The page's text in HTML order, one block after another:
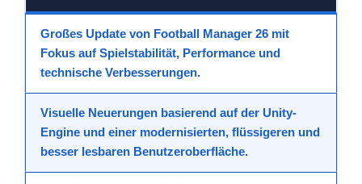
Großes Update von Football Manager 26 mit
Fokus auf Spielstabilität, Performance und
technische Verbesserungen.
Visuelle Neuerungen basierend auf der Unity-
Engine und einer modernisierten, flüssigeren und
besser lesbaren Benutzeroberfläche.